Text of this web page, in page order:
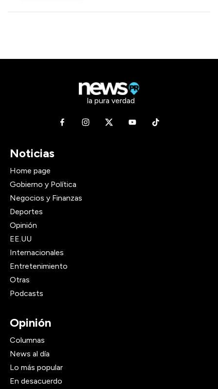
la pura verdad
Noticias
Home page
Gobierno y Política
Negocios y Finanzas
Deportes
Opinión
EE.UU
Internacionales
Entretenimiento
Otras
Podcasts
Opinión
Columnas
News al día
Lo más popular
En desacuerdo